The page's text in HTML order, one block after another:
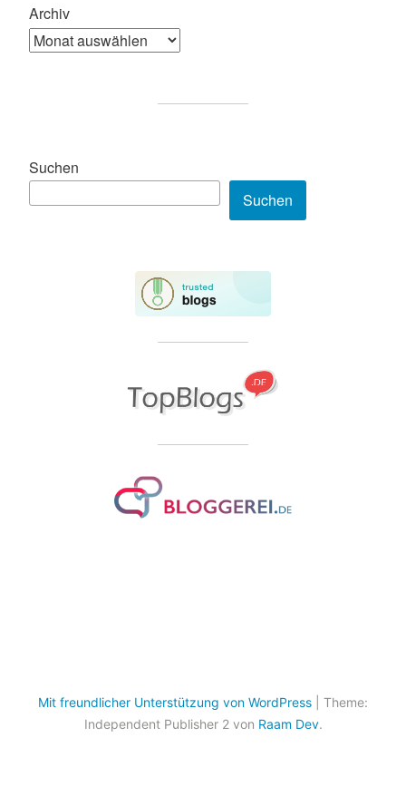
Archiv
Suchen
Suchen
Mit freundlicher Unterstützung von WordPress
Theme:
Independent Publisher 2 von Raam Dev.